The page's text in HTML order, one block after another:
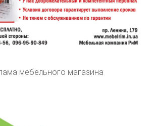
мебельного магазина